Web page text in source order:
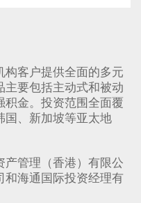
构客户提供全面的多元
主要包括主动式和被动
金。投资范围全面覆
国、新加坡等亚太地
管理（香港）有限公
海通国际投资经理有